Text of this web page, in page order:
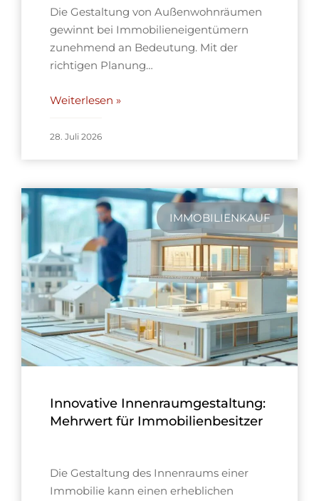
Die Gestaltung von Außenwohnräumen
gewinnt bei Immobilieneigentümern
zunehmend an Bedeutung. Mit der
richtigen Planung…
Weiterlesen »
28. Juli 2026
IMMOBILIENKAUF
Innovative Innenraumgestaltung:
Mehrwert für Immobilienbesitzer
Die Gestaltung des Innenraums einer
Immobilie kann einen erheblichen